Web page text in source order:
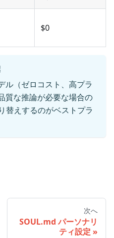
$0
ル（ゼロコスト、高プラ
質な推論が必要な場合の
替えするのがベストプラ
次へ
SOUL.md パーソナリ
ティ設定